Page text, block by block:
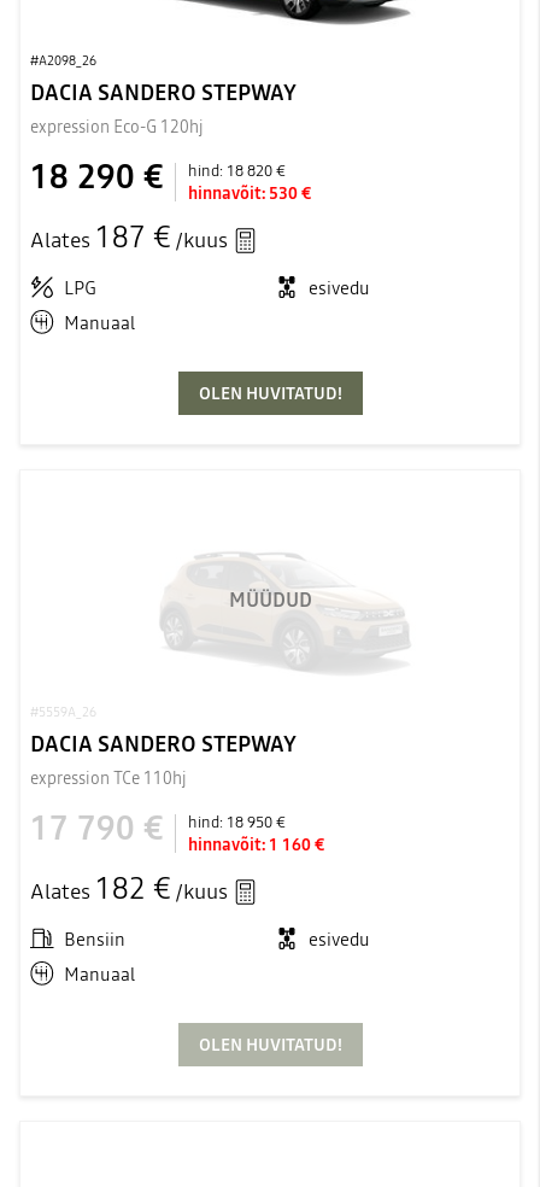
#A2098_26
DACIA SANDERO STEPWAY
expression Eco-G 120hj
18 290 € hind: 18 820 €
hinnavõit: 530 €
Alates 187 € /kuus
LPG
esivedu
Manuaal
OLEN HUVITATUD!
#5559A_26
MÜÜDUD
DACIA SANDERO STEPWAY
expression TCe 110hj
17 790 € hind: 18 950 €
hinnavõit: 1 160 €
Alates 182 € /kuus
Bensiin
esivedu
Manuaal
OLEN HUVITATUD!